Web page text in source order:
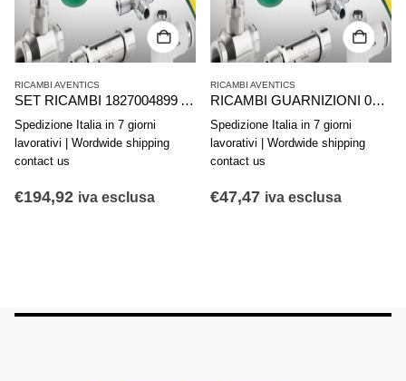
RICAMBI AVENTICS
SET RICAMBI 1827004899 AVENTICS SERIE PRA C10P..80.PA.SCHL
Spedizione Italia in 7 giorni
lavorativi | Wordwide shipping
contact us
€194,92 iva esclusa
RICAMBI AVENTICS
RICAMBI GUARNIZIONI 0490360506 AVENTICS SERIE 168,168-51,168-59//25
Spedizione Italia in 7 giorni
lavorativi | Wordwide shipping
contact us
€47,47 iva esclusa